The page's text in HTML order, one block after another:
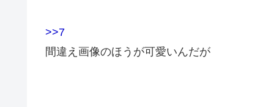
>>7
間違え画像のほうが可愛いんだが